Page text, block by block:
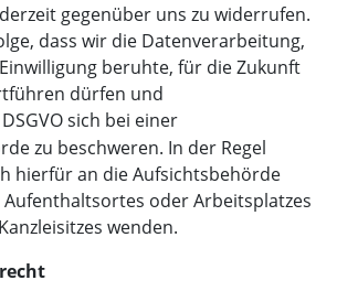
gegenüber uns zu widerrufen.
dass wir die Datenverarbeitung,
beruhte, für die Zukunft
dürfen und
sich bei einer
zu beschweren. In der Regel
hierfür an die Aufsichtsbehörde
oder Arbeitsplatzes
wenden.